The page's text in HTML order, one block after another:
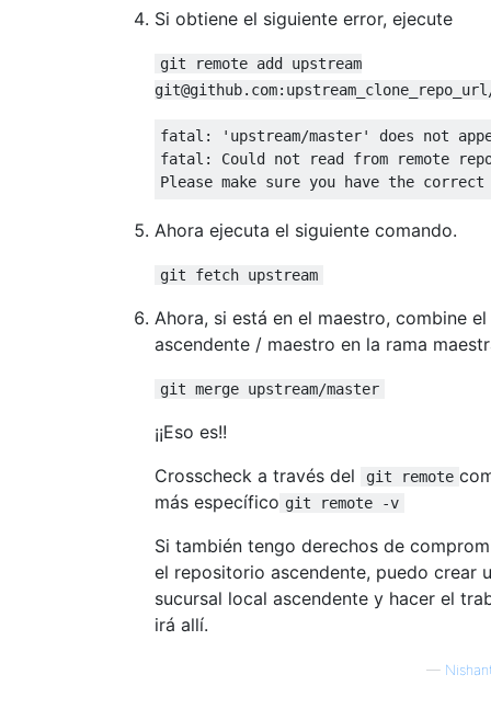
Si obtiene el siguiente error, ejecute
git remote add upstream
fatal: 'upstream/master' does not
fatal: Could not read from remote
Ahora ejecuta el siguiente comando.
git fetch upstream
Ahora, si está en el maestro, combine
ascendente / maestro en la rama
git merge upstream/master
¡¡Eso es!!
Crosscheck a través del
git remote
más específico git remote -v
Si también tengo derechos de
el repositorio ascendente, puedo crear
sucursal local ascendente y hacer el
irá allí.
—